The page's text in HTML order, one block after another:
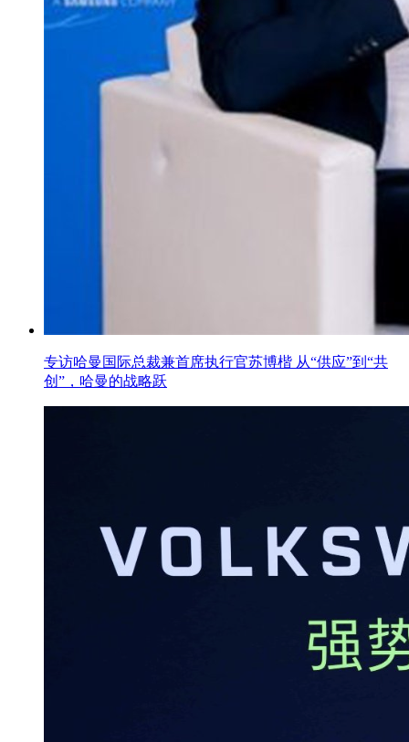
专访哈曼国际总裁兼首席执行官苏博楷 从“供应”到“共
创”，哈曼的战略跃